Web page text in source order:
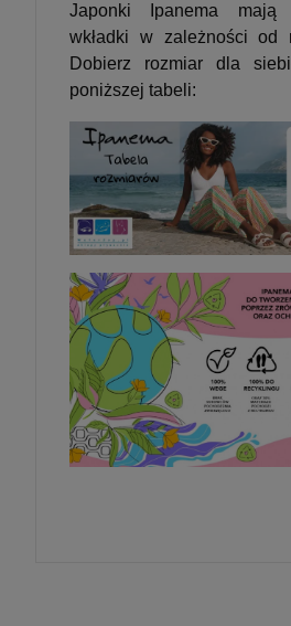
Japonki Ipanema mają
wkładki w zależności od
Dobierz rozmiar dla
poniższej tabeli: